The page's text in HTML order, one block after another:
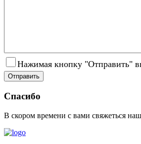
Нажимая кнопку "Отправить"
Спасибо
В скором времени с вами свяжеться